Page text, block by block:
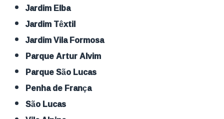
Jardim Elba
Jardim Têxtil
Jardim Vila Formosa
Parque Artur Alvim
Parque São Lucas
Penha de França
São Lucas